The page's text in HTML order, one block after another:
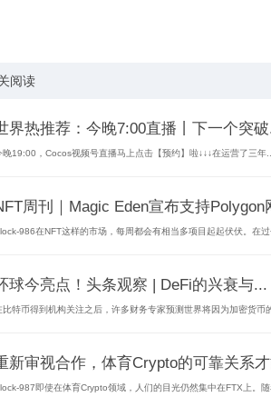
阅读
界热推荐：今晚7:00直播丨下一个突
晚19:00，Cocos视频号直播马上点击【预约】啦↓↓↓在运营了三年...
周刊｜Magic Eden宣布支持Polygon
986在NFT这样的市场，每周都会有相当多项目起起伏伏。在过
球今亮点！头条观察 | DeFi的兴衰与...
比特币得到机构关注之后，许多财务专家预测世界将因为加密货币
新审视合作，体育Crypto的可靠关系
987即使在体育Crypto领域，人们的目光仍然集中在FTX上。随